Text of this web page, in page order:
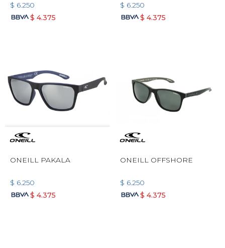
$ 6.250
$ 4.375
$ 6.250
$ 4.375
ONEILL PAKALA
$ 6.250
$ 4.375
ONEILL OFFSHORE
$ 6.250
$ 4.375